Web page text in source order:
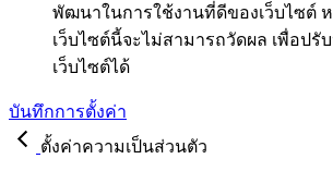
พัฒนาในการใช้งานที่ดีของเว็บไซต์
เว็บไซต์นี้จะไม่สามารถวัดผล เพื่อปรั
เว็บไซต์ได้
บันทึกการตั้งค่า
ตั้งค่าความเป็นส่วนตัว